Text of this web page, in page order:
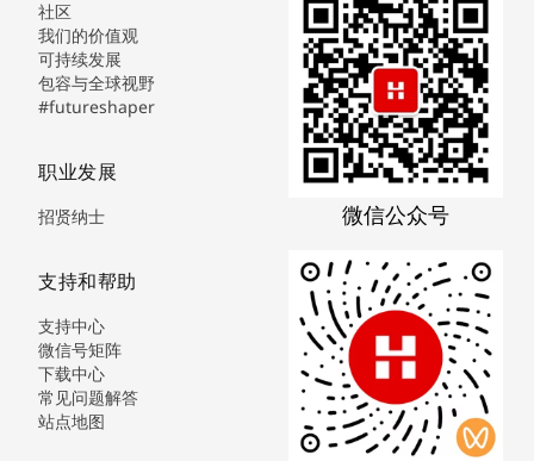
社区
我们的价值观
可持续发展
包容与全球视野
#futureshaper
职业发展
招贤纳士
支持和帮助
支持中心
微信号矩阵
下载中心
常见问题解答
站点地图
微信公众号